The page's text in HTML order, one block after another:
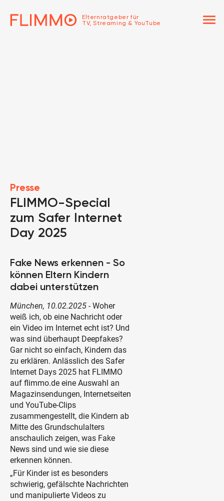
Elternratgeber für
TV, Streaming & YouTube
menu
Presse
FLIMMO-Special
zum Safer Internet
Day 2025
Fake News erkennen - So
können Eltern Kindern
dabei unterstützen
München, 10.02.2025 - Woher
weiß ich, ob eine Nachricht oder
ein Video im Internet echt ist? Und
was sind überhaupt Deepfakes?
Gar nicht so einfach, Kindern das
zu erklären. Anlässlich des Safer
Internet Days 2025 hat FLIMMO
auf flimmo.de eine Auswahl an
Magazinsendungen, Internetseiten
und YouTube-Clips
zusammengestellt, die Kindern ab
Mitte des Grundschulalters
anschaulich zeigen, was Fake
News sind und wie sie diese
erkennen können.
„Für Kinder ist es besonders
schwierig, gefälschte Nachrichten
und manipulierte Videos zu